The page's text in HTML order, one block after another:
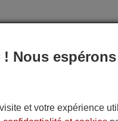
Nous espérons
et votre expérience